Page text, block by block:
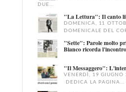
DUE...
"La Lettura": Il canto
DOMENICA, 11
DOMENICALE DEL
"Sette": Parole molto
Bianco ricorda
"Il Messaggero":
VENERDÌ, 19 GIUGNO
DEDICA LA PAGINA...